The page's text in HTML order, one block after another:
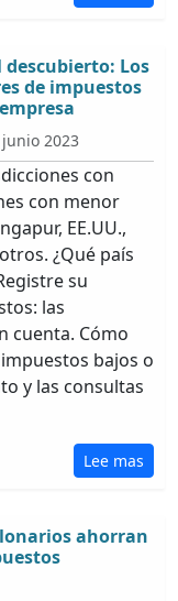
descubierto: Los
de impuestos
junio 2023
con
con menor
EE.UU.,
¿Qué país
su
las
cuenta. Cómo
bajos o
y las consultas
Lee mas
ahorran